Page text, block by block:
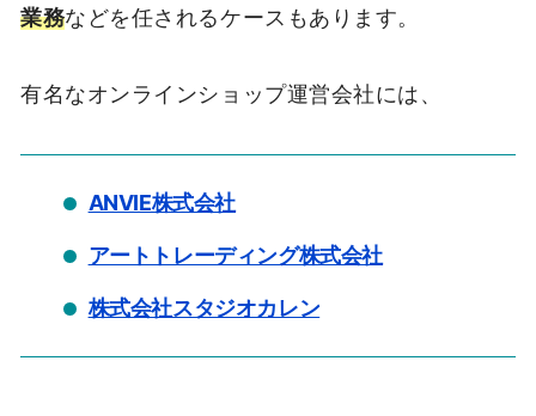
業務などを任されるケースもあります。
有名なオンラインショップ運営会社には、
ANVIE株式会社
アートトレーディング株式会社
株式会社スタジオカレン